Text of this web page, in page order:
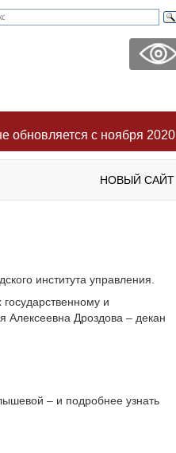
обновляется с ноября 2020
НОВЫЙ САЙТ
института управления.
и
Алексеевна Дроздова – декан
– и подробнее узнать